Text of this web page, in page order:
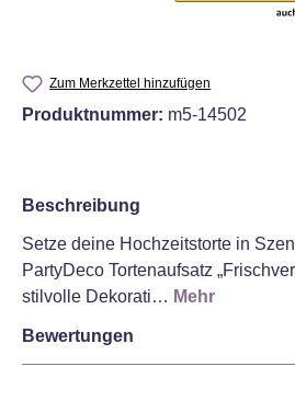
Zum Merkzettel hinzufügen
Produktnummer: m5-14502
Beschreibung
Setze deine Hochzeitstorte in
PartyDeco Tortenaufsatz
stilvolle Dekorati… Mehr
Bewertungen